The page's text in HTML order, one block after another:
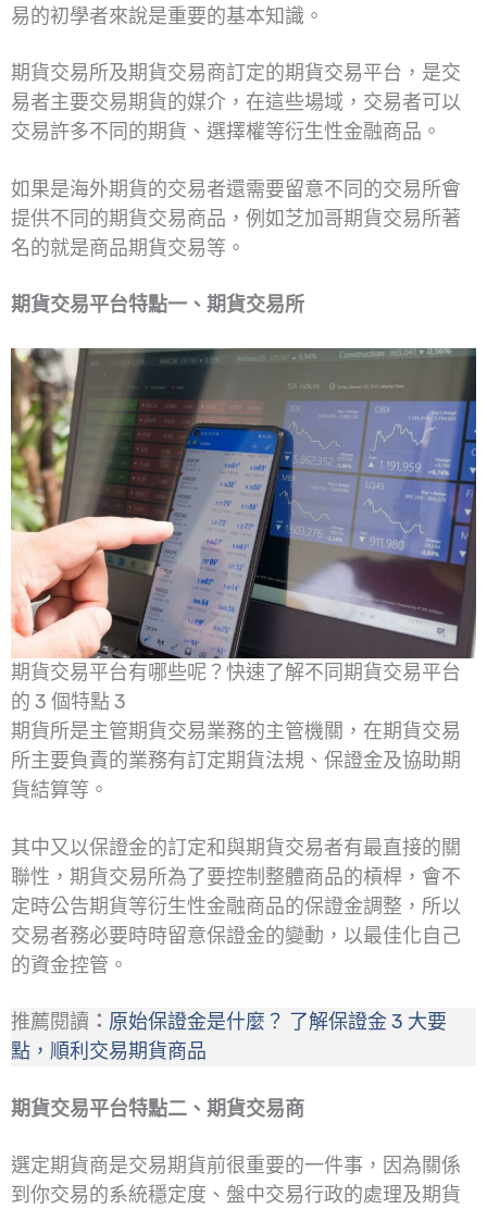
易的初學者來說是重要的基本知識。
期貨交易所及期貨交易商訂定的期貨交易平台，是交
易者主要交易期貨的媒介，在這些場域，交易者可以
交易許多不同的期貨、選擇權等衍生性金融商品。
如果是海外期貨的交易者還需要留意不同的交易所會
提供不同的期貨交易商品，例如芝加哥期貨交易所著
名的就是商品期貨交易等。
期貨交易平台特點一 、 期貨交易所
期貨交易平台有哪些呢？快速了解不同期貨交易平台
的 3 個特點 3
期貨所是主管期貨交易業務的主管機關，在期貨交易
所主要負責的業務有訂定期貨法規、保證金及協助期
貨結算等。
其中又以保證金的訂定和與期貨交易者有最直接的關
聯性，期貨交易所為了要控制整體商品的槓桿，會不
定時公告期貨等衍生性金融商品的保證金調整，所以
交易者務必要時時留意保證金的變動，以最佳化自己
的資金控管。
推薦閱讀 ： 原始保證金是什麼？ 了解保證金 3 大要
點，順利交易期貨商品
期貨交易平台特點二 、 期貨交易商
選定期貨商是交易期貨前很重要的一件事，因為關係
到你交易的系統穩定度、盤中交易行政的處理及期貨